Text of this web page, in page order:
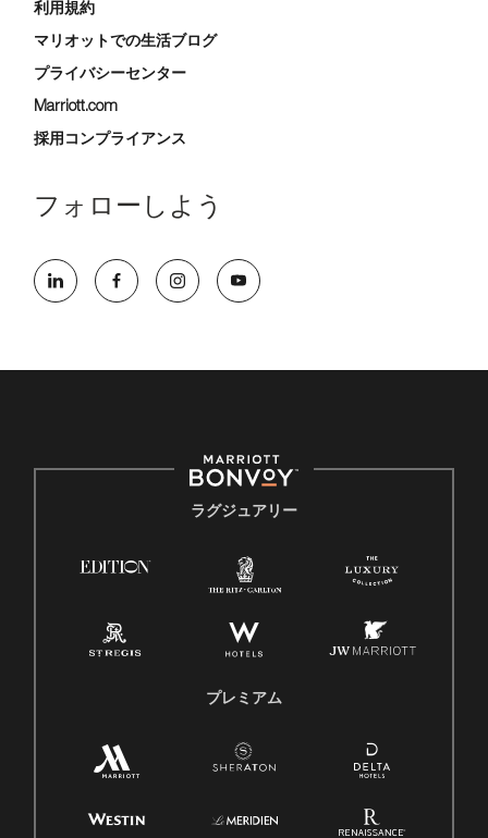
利用規約
マリオットでの生活ブログ
プライバシーセンター
Marriott.com
採用コンプライアンス
フォローしよう
ラグジュアリー
プレミアム